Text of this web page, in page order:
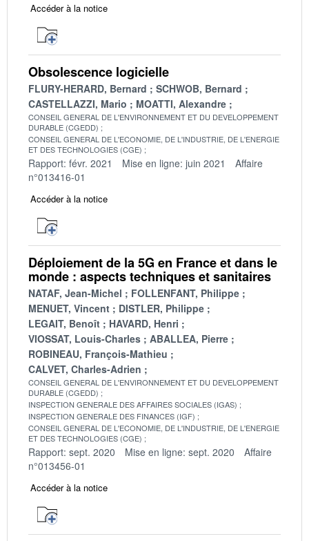
Accéder à la notice
Obsolescence logicielle
FLURY-HERARD, Bernard
SCHWOB, Bernard
CASTELLAZZI, Mario
MOATTI, Alexandre
CONSEIL GENERAL DE L'ENVIRONNEMENT ET DU DEVELOPPEMENT
DURABLE (CGEDD)
CONSEIL GENERAL DE L'ECONOMIE, DE L'INDUSTRIE, DE L'ENERGIE
ET DES TECHNOLOGIES (CGE)
Rapport: févr. 2021 Mise en ligne: juin 2021
Affaire
n°013416-01
Accéder à la notice
Déploiement de la 5G en France et dans le
monde : aspects techniques et sanitaires
NATAF, Jean-Michel
FOLLENFANT, Philippe
MENUET, Vincent
DISTLER, Philippe
LEGAIT, Benoît
HAVARD, Henri
VIOSSAT, Louis-Charles
ABALLEA, Pierre
ROBINEAU, François-Mathieu
CALVET, Charles-Adrien
CONSEIL GENERAL DE L'ENVIRONNEMENT ET DU DEVELOPPEMENT
DURABLE (CGEDD)
INSPECTION GENERALE DES AFFAIRES SOCIALES (IGAS)
INSPECTION GENERALE DES FINANCES (IGF)
CONSEIL GENERAL DE L'ECONOMIE, DE L'INDUSTRIE, DE L'ENERGIE
ET DES TECHNOLOGIES (CGE)
Rapport: sept. 2020 Mise en ligne: sept. 2020
Affaire
n°013456-01
Accéder à la notice